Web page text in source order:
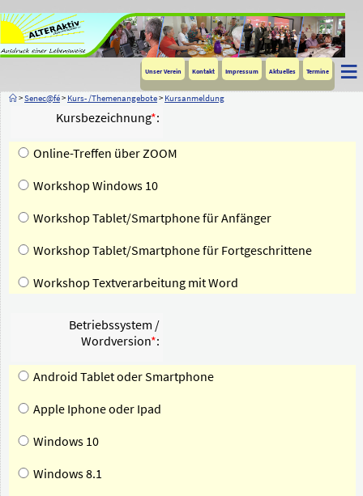
≡
Unser Verein Kontakt Impressum Aktuelles Termine
>Senec@fé> Kurs- /Themenangebote> Kursanmeldung
Kursbezeichnung*:
Online-Treffen über ZOOM
Workshop Windows 10
Workshop Tablet/Smartphone für Anfänger
Workshop Tablet/Smartphone für Fortgeschrittene
Workshop Textverarbeitung mit Word
Betriebssystem /
Wordversion*:
Android Tablet oder Smartphone
Apple Iphone oder Ipad
Windows 10
Windows 8.1